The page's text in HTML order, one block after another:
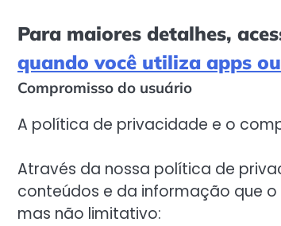
Para maiores detalhes,
quando você utiliza apps
Compromisso do usuário
A política de privacidade e o
Através da nossa política de
conteúdos e da informação que o
mas não limitativo: